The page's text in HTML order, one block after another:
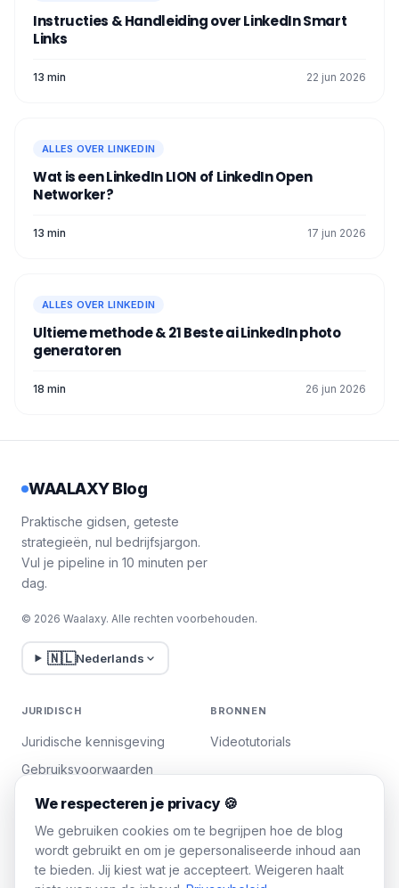
Instructies & Handleiding over LinkedIn Smart
Links
13 min 22 jun 2026
ALLES OVER LINKEDIN
Wat is een LinkedIn LION of LinkedIn Open
Networker?
13 min 17 jun 2026
ALLES OVER LINKEDIN
Ultieme methode & 21 Beste ai LinkedIn photo
generatoren
18 min 26 jun 2026
WAALAXY Blog
Praktische gidsen, geteste
strategieën, nul bedrijfsjargon.
Vul je pipeline in 10 minuten per
dag.
© 2026 Waalaxy. Alle rechten voorbehouden.
🇳🇱Nederlands
JURIDISCH
Juridische kennisgeving
Gebruiksvoorwaarden
Privacybeleid
Cookies beheren
BRONNEN
Videotutorials
WAALAXY
We respecteren je privacy 🍪
We gebruiken cookies om te begrijpen hoe de blog
wordt gebruikt en om je gepersonaliseerde inhoud aan
te bieden. Jij kiest wat je accepteert. Weigeren haalt